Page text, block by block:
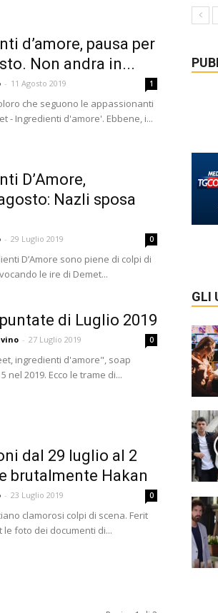
d’amore, pausa per
Non andra in...
- 11 Agosto 2019 1
che seguono le appassionanti
- Ingredienti d'amore'. Ebbene, i...
D’Amore,
Nazli sposa
- 29 Luglio 2019 0
D’Amore sono piene di colpi di
le ire di Demet...
di Luglio 2019
- 27 Luglio 2019 0
ingredienti d'amore", soap
2019. Ecco le trame di...
dal 29 luglio al 2
brutalmente Hakan
- 23 Luglio 2019 0
clamorosi colpi di scena. Ferit
foto dei documenti di...
GLI